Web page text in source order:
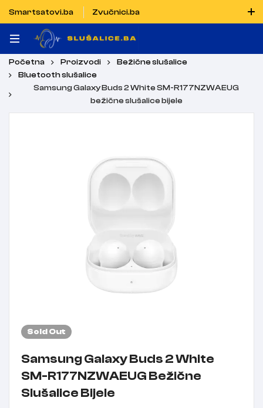
Smartsatovi.ba
Zvučnici.ba
Naručiti možete i porukom putem Vibera i WhatsAppa
Početna Proizvodi
Bežične slušalice
Bluetooth slušalice
Samsung Galaxy Buds 2 White SM-R177NZWAEUG
bežične slušalice bijele
SoldOut
Samsung Galaxy Buds 2 White
SM-R177NZWAEUG Bežične
Slušalice Bijele